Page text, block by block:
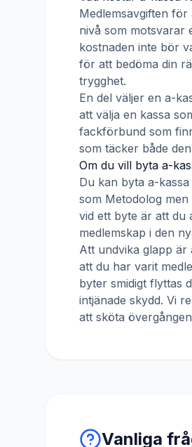
Medlemsavgiften för
nivå som motsvarar
kostnaden inte bör
för att bedöma din
trygghet.
En del väljer en a-
att välja en kassa
fackförbund som
som täcker både
Om du vill byta a-
Du kan byta a-
som Metodolog
vid ett byte är att du
medlemskap i den
Att undvika glapp är
att du har varit
byter smidigt flyttas
intjänade skydd. Vi
att sköta
Vanliga